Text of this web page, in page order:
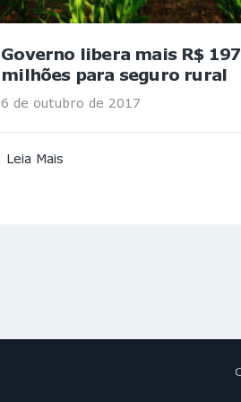
Governo libera mais R$
milhões para seguro rural
6 de outubro de 2017
Leia Mais